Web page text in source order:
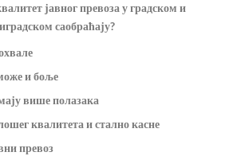
јавног превоза у градском и
саобраћају?
и боље
више полазака
квалитета и стално касне
превоз